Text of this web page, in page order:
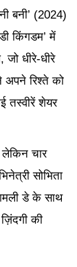
बनी’ (2024)
किंगडम’ में
धीरे-धीरे
अपने रिश्ते को
तस्वीरें शेयर
लेकिन चार
सोभिता
डे के साथ
की